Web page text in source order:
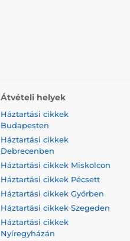
Átvételi helyek
Háztartási cikkek
Budapesten
Háztartási cikkek
Debrecenben
Háztartási cikkek Miskolcon
Háztartási cikkek Pécsett
Háztartási cikkek Győrben
Háztartási cikkek Szegeden
Háztartási cikkek
Nyíregyházán